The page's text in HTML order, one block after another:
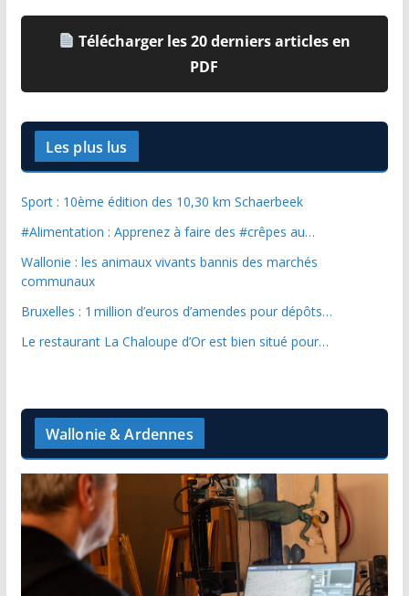
Télécharger les 20 derniers articles en
PDF
Les plus lus
Sport : 10ème édition des 10,30 km Schaerbeek
#Alimentation : Apprenez à faire des #crêpes au…
Wallonie : les animaux vivants bannis des marchés
communaux
Bruxelles : 1 million d’euros d’amendes pour dépôts…
Le restaurant La Chaloupe d’Or est bien situé pour…
Wallonie & Ardennes